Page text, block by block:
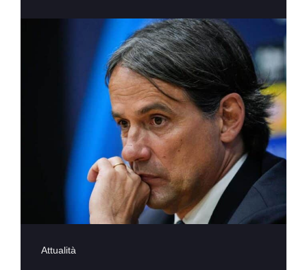
Attualità